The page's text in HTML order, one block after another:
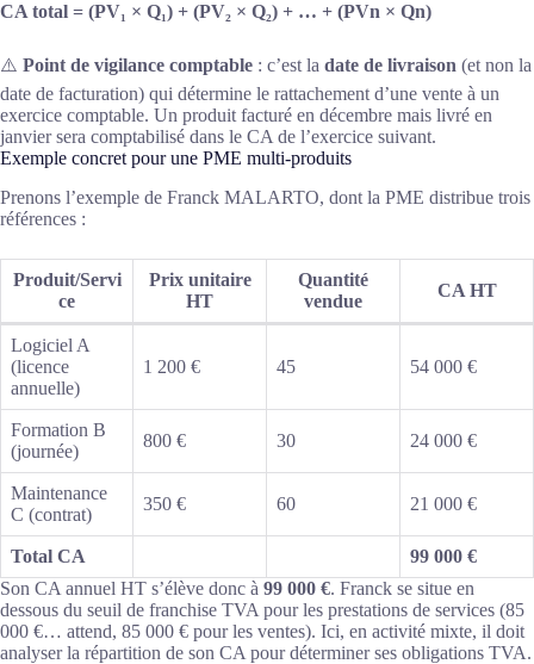
CA total = (PV₁ × Q₁) + (PV₂ × Q₂) + … + (PVn × Qn)
⚠️ Point de vigilance comptable : c’est la date de livraison (et non la
date de facturation) qui détermine le rattachement d’une vente à un
exercice comptable. Un produit facturé en décembre mais livré en
janvier sera comptabilisé dans le CA de l’exercice suivant.
Exemple concret pour une PME multi-produits
Prenons l’exemple de Franck MALARTO, dont la PME distribue trois
références :
Produit/Servi
ce
Prix unitaire
HT
Quantité
vendue
CA HT
Logiciel A
(licence
annuelle)
1 200 € 45 54 000 €
Formation B
(journée)
800 € 30 24 000 €
Maintenance
C (contrat)
350 € 60 21 000 €
Total CA
99 000 €
Son CA annuel HT s’élève donc à 99 000 €. Franck se situe en
dessous du seuil de franchise TVA pour les prestations de services (85
000 €… attend, 85 000 € pour les ventes). Ici, en activité mixte, il doit
analyser la répartition de son CA pour déterminer ses obligations TVA.